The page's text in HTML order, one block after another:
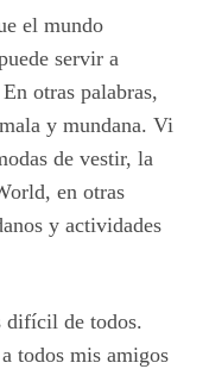
el mundo
servir a
otras palabras,
y mundana. Vi
de vestir, la
en otras
y actividades
difícil de todos.
todos mis amigos